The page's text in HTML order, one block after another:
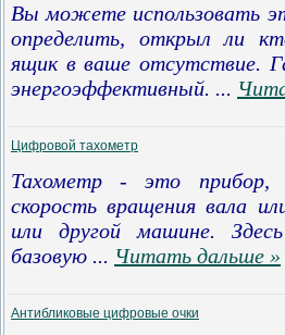
Вы можете использовать
определить, открыл ли
ящик в ваше отсутствие.
энергоэффективный. ...
Цифровой тахометр
Тахометр - это прибор,
скорость вращения вала
или другой машине.
базовую ... Читать дальше »
Антибликовые цифровые очки